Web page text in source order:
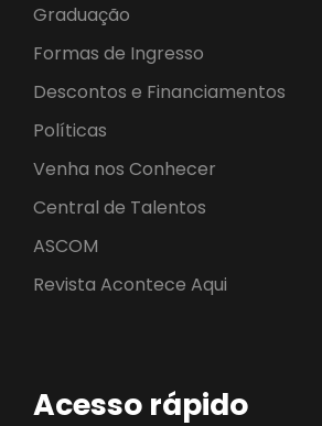
Graduação
Formas de Ingresso
Descontos e Financiamentos
Políticas
Venha nos Conhecer
Central de Talentos
ASCOM
Revista Acontece Aqui
Acesso rápido